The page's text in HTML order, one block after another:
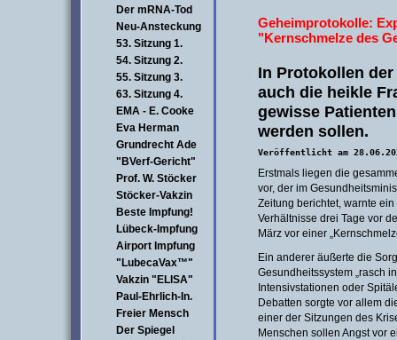
Der mRNA-Tod
Neu-Ansteckung
53. Sitzung 1.
54. Sitzung 2.
55. Sitzung 3.
63. Sitzung 4.
EMA - E. Cooke
Eva Herman
Grundrecht Ade
"BVerf-Gericht"
Prof. W. Stöcker
Stöcker-Vakzin
Beste Impfung!
Lübeck-Impfung
Airport Impfung
"LubecaVax™"
Vakzin "ELISA"
Paul-Ehrlich-In.
Freier Mensch
Der Spiegel
Geheimprotokolle:
"Kernschmelze des
In Protokollen
auch die heikle
gewisse
werden sollen.
Veröffentlicht am
Erstmals liegen die
vor, der im
Zeitung berichtet, warnte
Verhältnisse drei Tage vor
März vor einer
Ein anderer äußerte die
Gesundheitssystem „rasch
Intensivstationen oder
Debatten sorgte vor allem
einer der Sitzungen des
Menschen sollen Angst vor